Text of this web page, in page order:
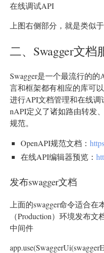
在线调试API
上图右侧部分，就是类似于
二、Swagger文档
Swagger是一个最流行的
言和框架都有相应的库可
进行API文档管理和在线调
nAPI定义了诸如路由转发
规范。
OpenAPI规范文档：
在线API编辑器预览：
发布swagger文档
上面的swagger命令适合
（Production）环境发布
中间件